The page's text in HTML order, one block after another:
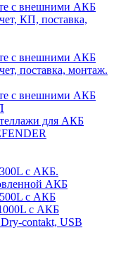
с внешними АКБ
КП, поставка,
с внешними АКБ
поставка, монтаж.
с внешними АКБ
для АКБ
с АКБ.
АКБ
с АКБ
с АКБ
contakt, USB